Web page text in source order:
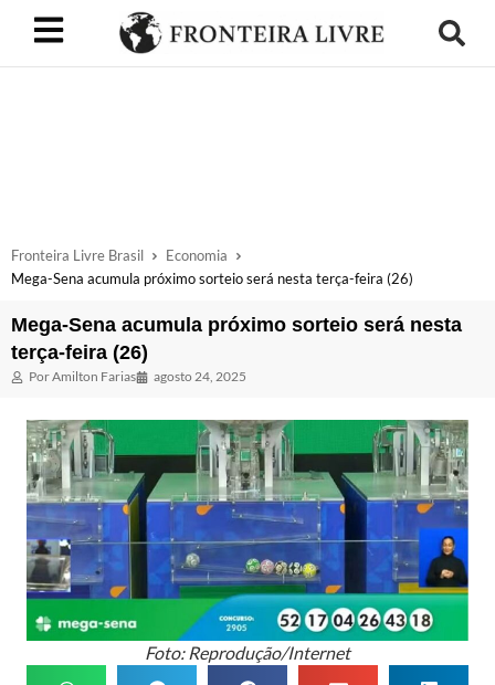
Fronteira Livre Brasil
Economia
Mega-Sena acumula próximo sorteio será nesta terça-feira (26)
Mega-Sena acumula próximo sorteio será nesta
terça-feira (26)
PorAmilton Farias agosto 24, 2025
Foto: Reprodução/Internet